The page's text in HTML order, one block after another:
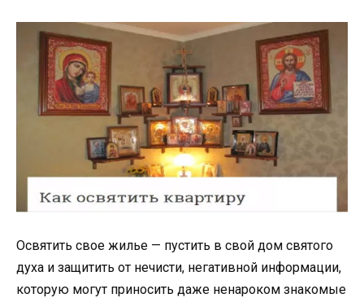
Освятить свое жилье — пустить в свой дом святого
духа и защитить от нечисти, негативной информации,
которую могут приносить даже ненароком знакомые